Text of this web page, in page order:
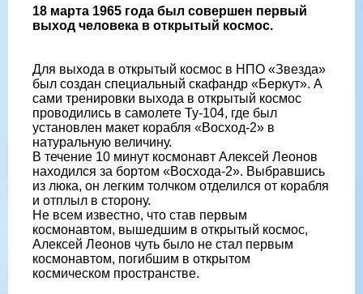
18 марта 1965 года был совершен первый
выход человека в открытый космос.
Для выхода в открытый космос в НПО «Звезда»
был создан специальный скафандр «Беркут». А
сами тренировки выхода в открытый космос
проводились в самолете Ту-104, где был
установлен макет корабля «Восход-2» в
натуральную величину.
В течение 10 минут космонавт Алексей Леонов
находился за бортом «Восхода-2». Выбравшись
из люка, он легким толчком отделился от корабля
и отплыл в сторону.
Не всем известно, что став первым
космонавтом, вышедшим в открытый космос,
Алексей Леонов чуть было не стал первым
космонавтом, погибшим в открытом
космическом пространстве.